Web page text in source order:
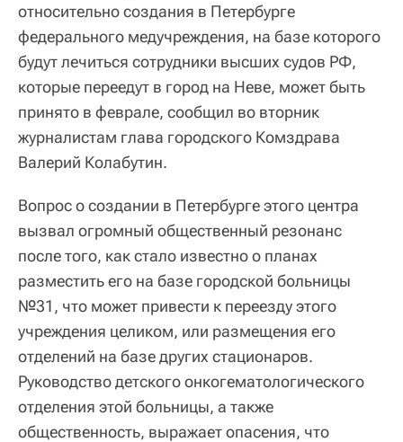
относительно создания в Петербурге
федерального медучреждения, на базе которого
будут лечиться сотрудники высших судов РФ,
которые переедут в город на Неве, может быть
принято в феврале, сообщил во вторник
журналистам глава городского Комздрава
Валерий Колабутин.
Вопрос о создании в Петербурге этого центра
вызвал огромный общественный резонанс
после того, как стало известно о планах
разместить его на базе городской больницы
№31, что может привести к переезду этого
учреждения целиком, или размещения его
отделений на базе других стационаров.
Руководство детского онкогематологического
отделения этой больницы, а также
общественность, выражает опасения, что